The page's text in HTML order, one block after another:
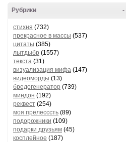
-
Рубрики
стихня (732)
прекрасное в массы (537)
цитаты (385)
лытдыбр (1557)
текста (31)
визуализация мифа (147)
видеоморды (13)
бредогенератор (739)
миндон (192)
реквест (254)
моя прелесссть (89)
подорожники (109)
подарки друзьям (45)
косплейное (187)